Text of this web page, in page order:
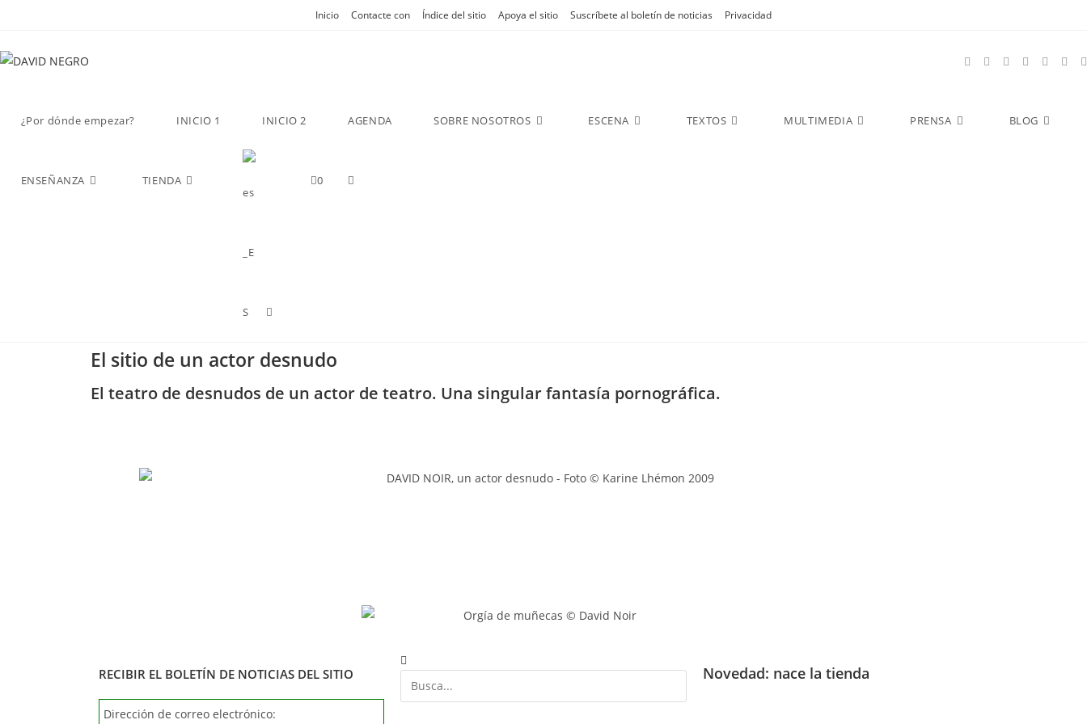
Inicio Contacte con Índice del sitio Apoya el sitio Suscríbete al boletín de noticias Privacidad
¿Por dónde empezar? INICIO 1 INICIO 2 AGENDA SOBRE NOSOTROS ESCENA TEXTOS MULTIMEDIA PRENSA BLOG
ENSEÑANZA TIENDA 0
El sitio de un actor desnudo
El teatro de desnudos de un actor de teatro. Una singular fantasía pornográfica.
RECIBIR EL BOLETÍN DE NOTICIAS DEL SITIO
Dirección de correo electrónico:
Novedad: nace la tienda